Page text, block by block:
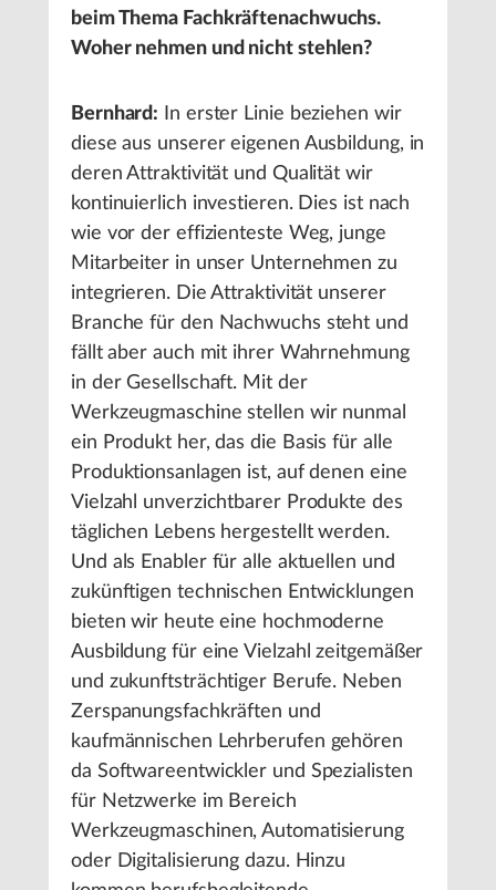
beim Thema Fachkräftenachwuchs.
Woher nehmen und nicht stehlen?
Bernhard: In erster Linie beziehen wir
diese aus unserer eigenen Ausbildung, in
deren Attraktivität und Qualität wir
kontinuierlich investieren. Dies ist nach
wie vor der effizienteste Weg, junge
Mitarbeiter in unser Unternehmen zu
integrieren. Die Attraktivität unserer
Branche für den Nachwuchs steht und
fällt aber auch mit ihrer Wahrnehmung
in der Gesellschaft. Mit der
Werkzeugmaschine stellen wir nunmal
ein Produkt her, das die Basis für alle
Produktionsanlagen ist, auf denen eine
Vielzahl unverzichtbarer Produkte des
täglichen Lebens hergestellt werden.
Und als Enabler für alle aktuellen und
zukünftigen technischen Entwicklungen
bieten wir heute eine hochmoderne
Ausbildung für eine Vielzahl zeitgemäßer
und zukunftsträchtiger Berufe. Neben
Zerspanungsfachkräften und
kaufmännischen Lehrberufen gehören
da Softwareentwickler und Spezialisten
für Netzwerke im Bereich
Werkzeugmaschinen, Automatisierung
oder Digitalisierung dazu. Hinzu